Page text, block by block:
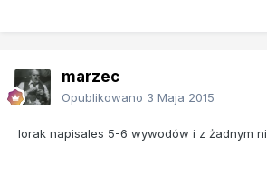
marzec
Opublikowano 3 Maja 2015
lorak napisales 5-6 wywodów i z żadnym